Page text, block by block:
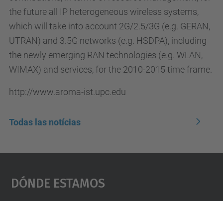
the future all IP heterogeneous wireless systems,
which will take into account 2G/2.5/3G (e.g. GERAN,
UTRAN) and 3.5G networks (e.g. HSDPA), including
the newly emerging RAN technologies (e.g. WLAN,
WIMAX) and services, for the 2010-2015 time frame.
http://www.aroma-ist.upc.edu
Todas las notícias
Dónde Estamos